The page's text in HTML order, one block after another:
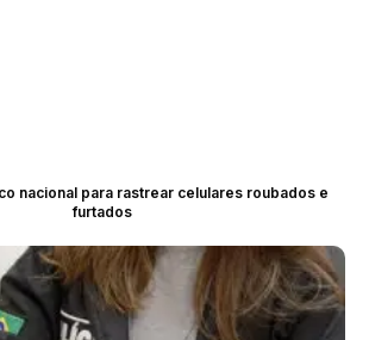
nacional para rastrear celulares roubados e
furtados